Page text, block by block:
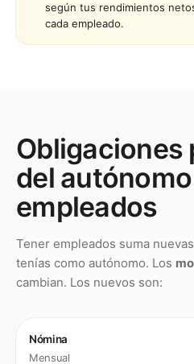
según tus rendimientos
cada empleado.
Obligaciones
del
empleados
Tener empleados suma
tenías como autónomo. Los
cambian. Los nuevos son:
Nómina
Mensual